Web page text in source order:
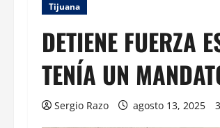
Tijuana
DETIENE FUERZA
TENÍA UN
Sergio Razo agosto 13, 2025